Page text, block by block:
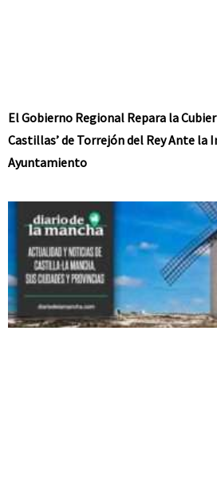
El Gobierno Regional Repara la
Castillas’ de Torrejón del Rey Ante la
Ayuntamiento